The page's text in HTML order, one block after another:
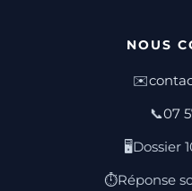
NOUS
✉️
📞07
🖥️Dossier
⏱️Réponse